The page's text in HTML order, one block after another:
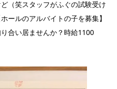
（笑スタッフがふぐの試験受け
ールのアルバイトの子を募集】
合い居ませんか？時給1100